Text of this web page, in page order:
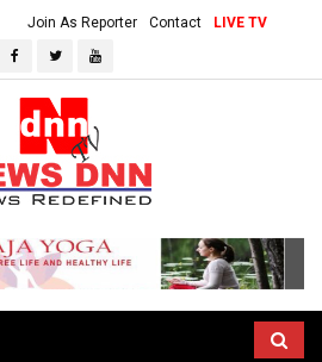
Join As Reporter Contact LIVE TV